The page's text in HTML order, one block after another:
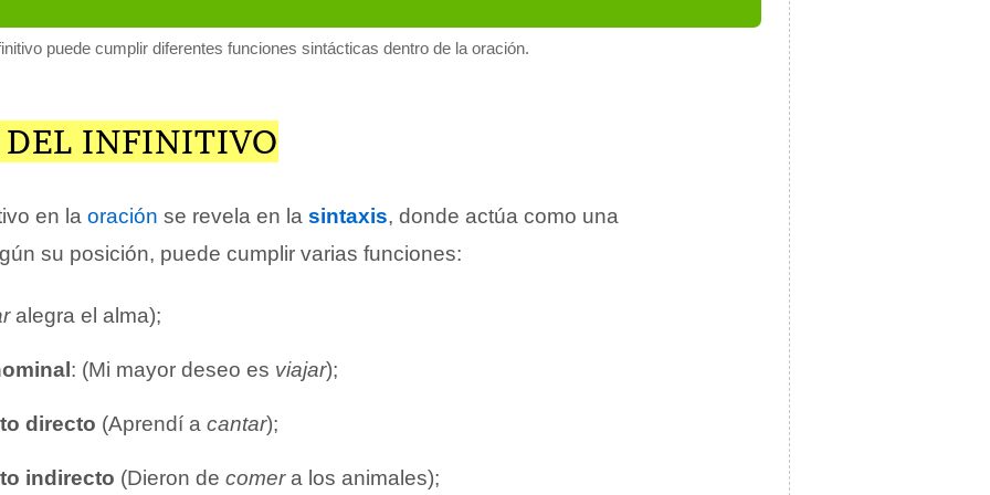
puede cumplir diferentes funciones sintácticas dentro de la oración.
INFINITIVO
en la oración se revela en la sintaxis, donde actúa como una
su posición, puede cumplir varias funciones:
alegra el alma);
: (Mi mayor deseo es viajar);
directo (Aprendí a cantar);
indirecto (Dieron de comera los animales);